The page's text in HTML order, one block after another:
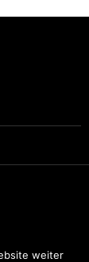
weiter